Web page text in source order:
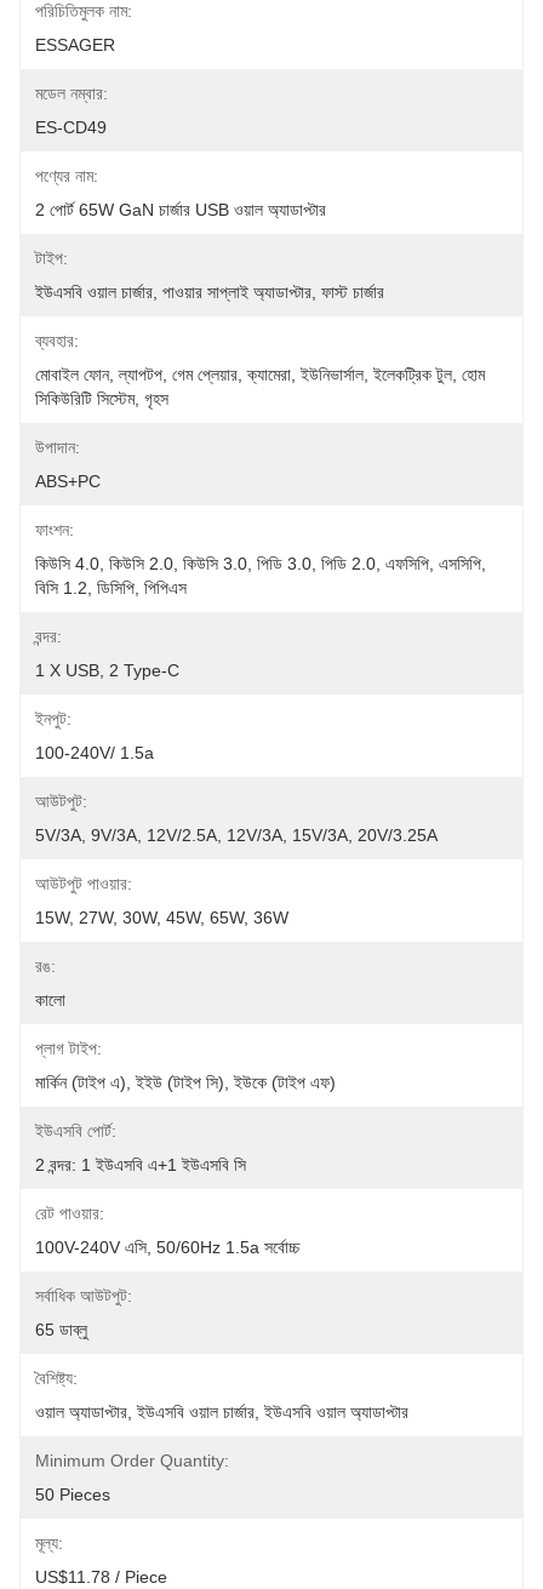
পরিচিতিমুলক নাম:
ESSAGER
মডেল নম্বার:
ES-CD49
পণ্যের নাম:
2 পোর্ট 65W GaN চার্জার USB ওয়াল অ্যাডাপ্টার
টাইপ:
ইউএসবি ওয়াল চার্জার, পাওয়ার সাপ্লাই অ্যাডাপ্টার, ফাস্ট চার্জার
ব্যবহার:
মোবাইল ফোন, ল্যাপটপ, গেম প্লেয়ার, ক্যামেরা, ইউনিভার্সাল, ইলেকট্রিক টুল, হোম
সিকিউরিটি সিস্টেম, গৃহস
উপাদান:
ABS+PC
ফাংশন:
কিউসি 4.0, কিউসি 2.0, কিউসি 3.0, পিডি 3.0, পিডি 2.0, এফসিপি, এসসিপি,
বিসি 1.2, ডিসিপি, পিপিএস
বন্দর:
1 X USB, 2 Type-C
ইনপুট:
100-240V/ 1.5a
আউটপুট:
5V/3A, 9V/3A, 12V/2.5A, 12V/3A, 15V/3A, 20V/3.25A
আউটপুট পাওয়ার:
15W, 27W, 30W, 45W, 65W, 36W
রঙ:
কালো
প্লাগ টাইপ:
মার্কিন (টাইপ এ), ইইউ (টাইপ সি), ইউকে (টাইপ এফ)
ইউএসবি পোর্ট:
2 বন্দর: 1 ইউএসবি এ+1 ইউএসবি সি
রেট পাওয়ার:
100V-240V এসি, 50/60Hz 1.5a সর্বোচ্চ
সর্বাধিক আউটপুট:
65 ডাব্লু
বৈশিষ্ট্য:
ওয়াল অ্যাডাপ্টার, ইউএসবি ওয়াল চার্জার, ইউএসবি ওয়াল অ্যাডাপ্টার
Minimum Order Quantity:
50 Pieces
মূল্য:
US$11.78 / Piece